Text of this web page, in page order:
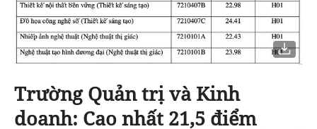
Trường Quản trị và Kinh
doanh: Cao nhất 21,5 điểm